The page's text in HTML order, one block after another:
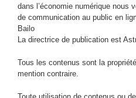
dans l’économie numérique nous
de communication au public en
Bailo
La directrice de publication est
Tous les contenus sont la
mention contraire.